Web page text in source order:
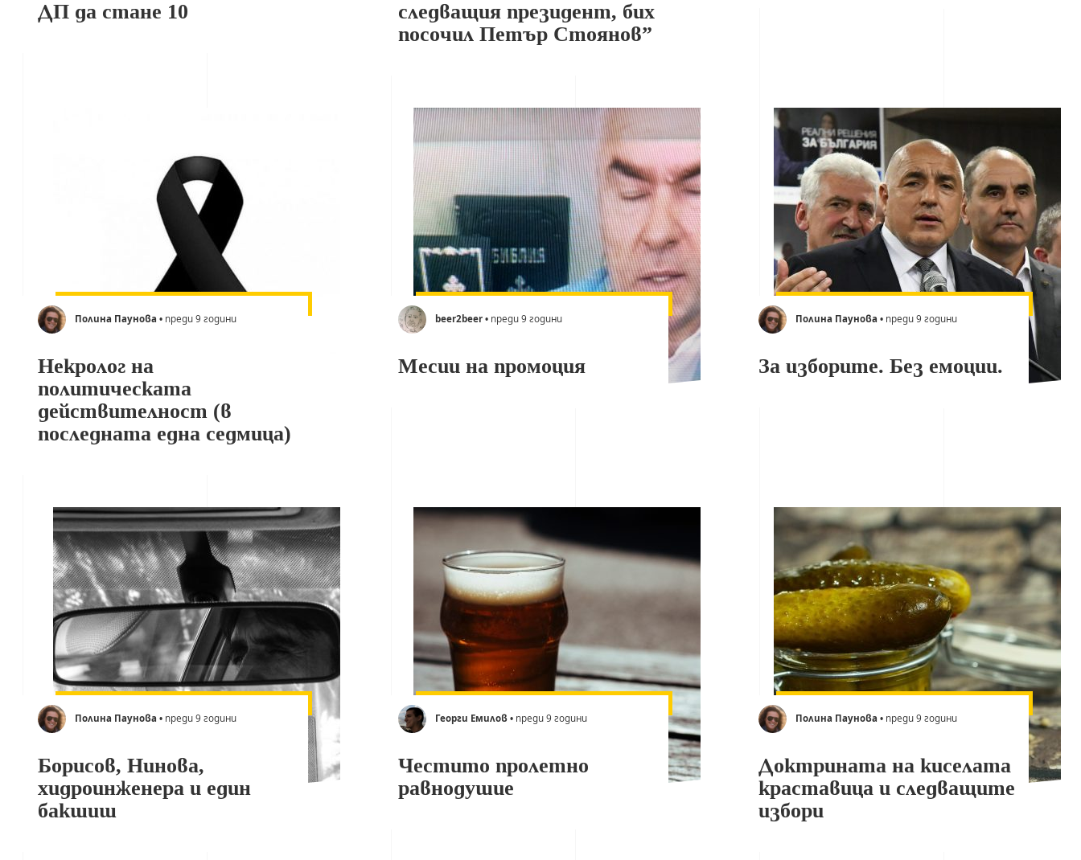
ДП да стане 10
следващия президент, бих
посочил Петър Стоянов”
Полина Паунова • преди 9 години
Некролог на
политическата
действителност (в
последната една седмица)
beer2beer • преди 9 години
Месии на промоция
Полина Паунова • преди 9 години
За изборите. Без емоции.
Полина Паунова • преди 9 години
Борисов, Нинова,
хидроинженера и един
бакшиш
Георги Емилов • преди 9 години
Честито пролетно
равнодушие
Полина Паунова • преди 9 години
Доктрината на киселата
краставица и следващите
избори